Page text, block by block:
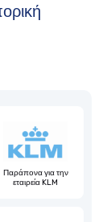
Παράπονα για την
εταιρεία KLM